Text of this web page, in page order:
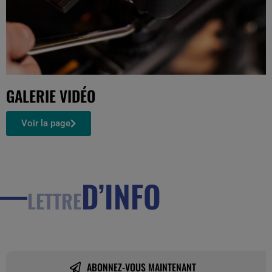
GALERIE VIDÉO
Voir la page
LETTRED’INFO
ABONNEZ-VOUS MAINTENANT